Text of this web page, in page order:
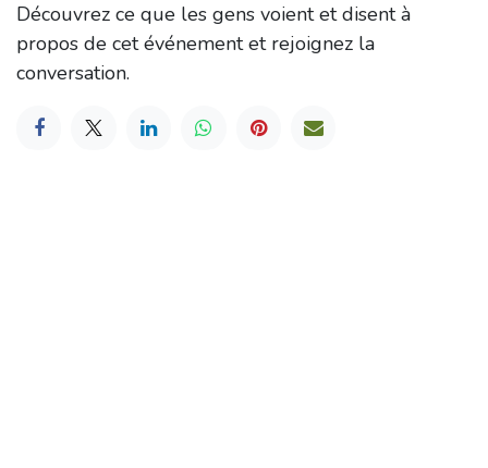
Découvrez ce que les gens voient et disent à
propos de cet événement et rejoignez la
conversation.